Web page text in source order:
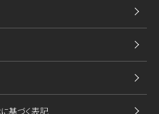
基づく表記